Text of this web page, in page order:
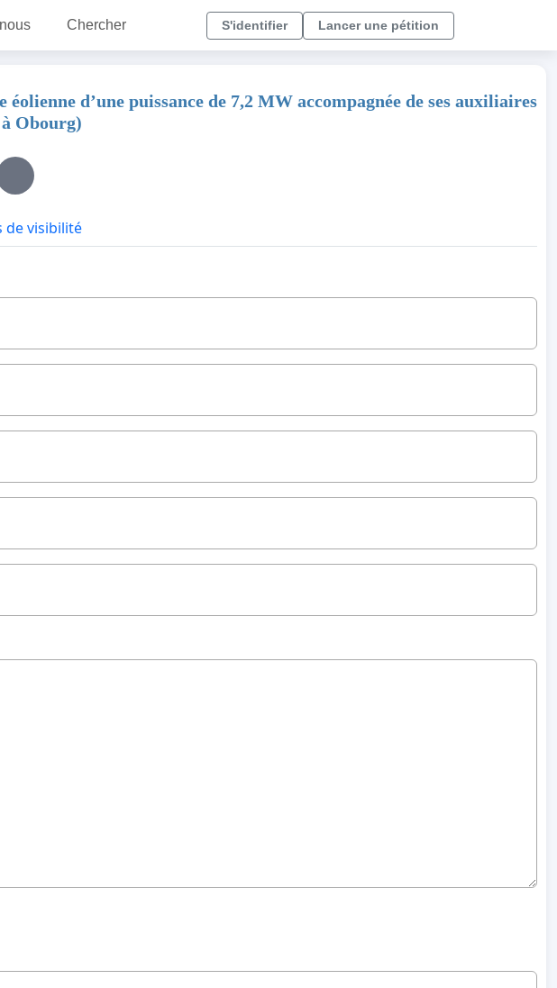
Chercher S'identifier Lancer une pétition
d’une puissance de 7,2 MW accompagnée de ses auxiliaires
Obourg)
de visibilité